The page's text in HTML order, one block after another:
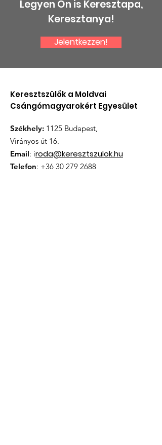
Legyen Ön is Keresztapa,
Keresztanya!
Jelentkezzen!
Keresztszülők a Moldvai
Csángómagyarokért Egyesület
Székhely: 1125 Budapest,
Virányos út 16.
Email: iroda@keresztszulok.hu
Telefon: +36 30 279 2688